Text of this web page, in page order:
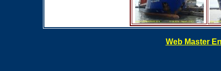
Web Master